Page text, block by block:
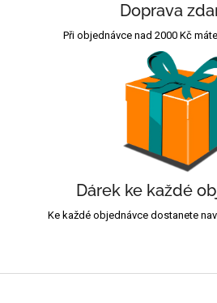
Doprava
Při objednávce nad 2000 Kč
Dárek ke každé
Ke každé objednávce dostanete